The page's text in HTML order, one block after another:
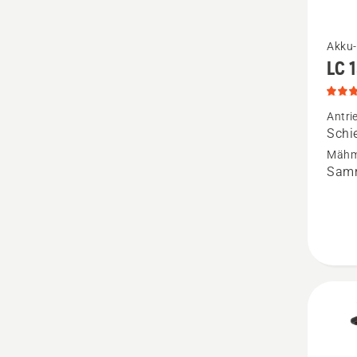
Mehr
Details
LC 137i
LC